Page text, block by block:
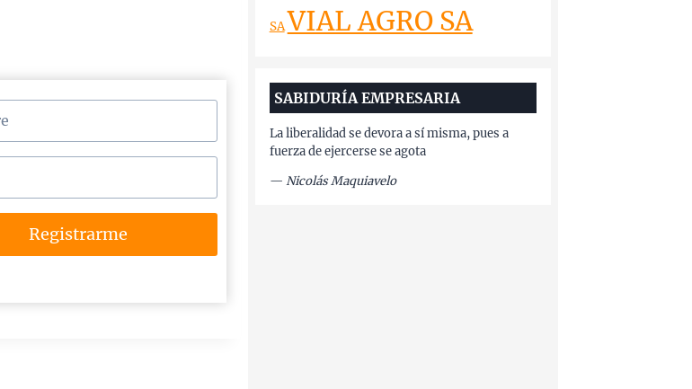
Registrarme
SAVIAL AGRO SA
SABIDURÍA EMPRESARIA
La liberalidad se devora a sí misma, pues a
fuerza de ejercerse se agota
— Nicolás Maquiavelo